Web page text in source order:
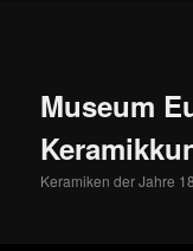
Museum
Keramiken der Jahre